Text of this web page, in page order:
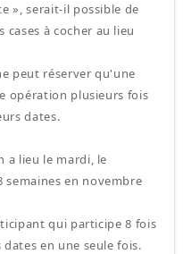
», serait-il possible de
à cocher au lieu
peut réserver qu'une
opération plusieurs fois
dates.
a lieu le mardi, le
en novembre
qui participe 8 fois
en une seule fois.